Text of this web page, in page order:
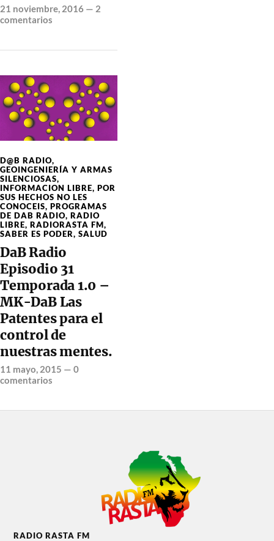
21 noviembre, 2016 — 2
comentarios
D@B RADIO,
GEOINGENIERÍA Y ARMAS
SILENCIOSAS,
INFORMACION LIBRE, POR
SUS HECHOS NO LES
CONOCEIS, PROGRAMAS
DE DAB RADIO, RADIO
LIBRE, RADIORASTA FM,
SABER ES PODER, SALUD
DaB Radio
Episodio 31
Temporada 1.0 –
MK-DaB Las
Patentes para el
control de
nuestras mentes.
11 mayo, 2015 — 0
comentarios
RADIO RASTA FM